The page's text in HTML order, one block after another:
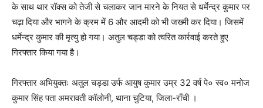
के साथ थार रॉक्स को तेजी से चलाकर जान मारने के नियत से धर्मेन्द्र कुमार पर
चढ़ा दिया और भागने के क्रम में 6 और आदमी को भी जख्मी कर दिया। जिसमें
धर्मेन्द्र कुमार की मृत्यु हो गया। अतुल चड्डा को त्वरित कार्रवाई करते हुए
गिरफ्तार किया गया है।
गिरफ्तार अभियुक्तः अतुल चड्डा उर्फ आयुष कुमार उम्र 32 वर्ष पे० स्व० मनोज
कुमार सिंह पता अमरावती कॉलोनी, थाना चुटिया, जिला-राँची ।